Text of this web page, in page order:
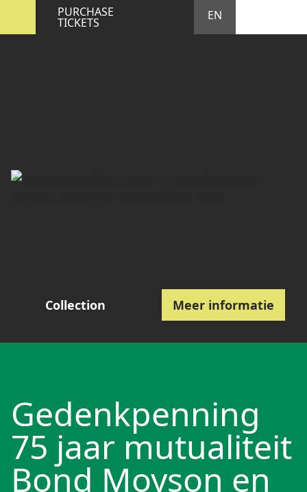
PURCHASE
TICKETS EN
Collection Meer informatie
Gedenkpenning
75 jaar mutualiteit
Bond Moyson en